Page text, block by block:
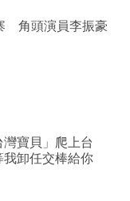
角頭演員李振豪
灣寶貝」爬上台
卸任交棒給你